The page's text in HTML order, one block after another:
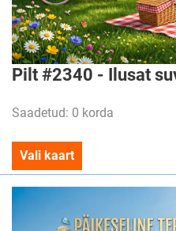
Pilt #2340 - Ilusat
Saadetud: 0 korda
Vali kaart